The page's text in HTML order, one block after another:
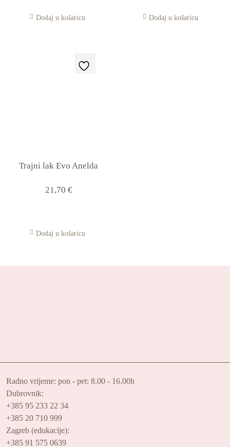
Dodaj u košaricu Dodaj u košaricu
Trajni lak Evo Anelda
21,70 €
Dodaj u košaricu
Radno vrijeme: pon - pet: 8.00 - 16.00h
Dubrovnik:
+385 95 233 22 34
+385 20 710 999
Zagreb (edukacije):
+385 91 575 0639